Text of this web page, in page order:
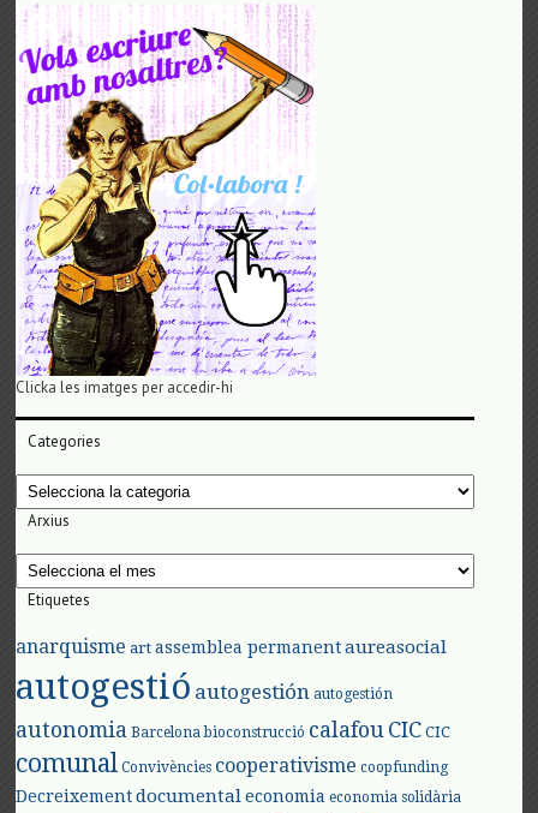
Clicka les imatges per accedir-hi
Categories
Categories
Arxius
Arxius
Etiquetes
anarquisme art assemblea permanent aureasocial
autogestió autogestión autogestión
autonomia Barcelona bioconstrucció calafou CIC CIC
comunal Convivències cooperativisme coopfunding
Decreixement documental economia economia solidària